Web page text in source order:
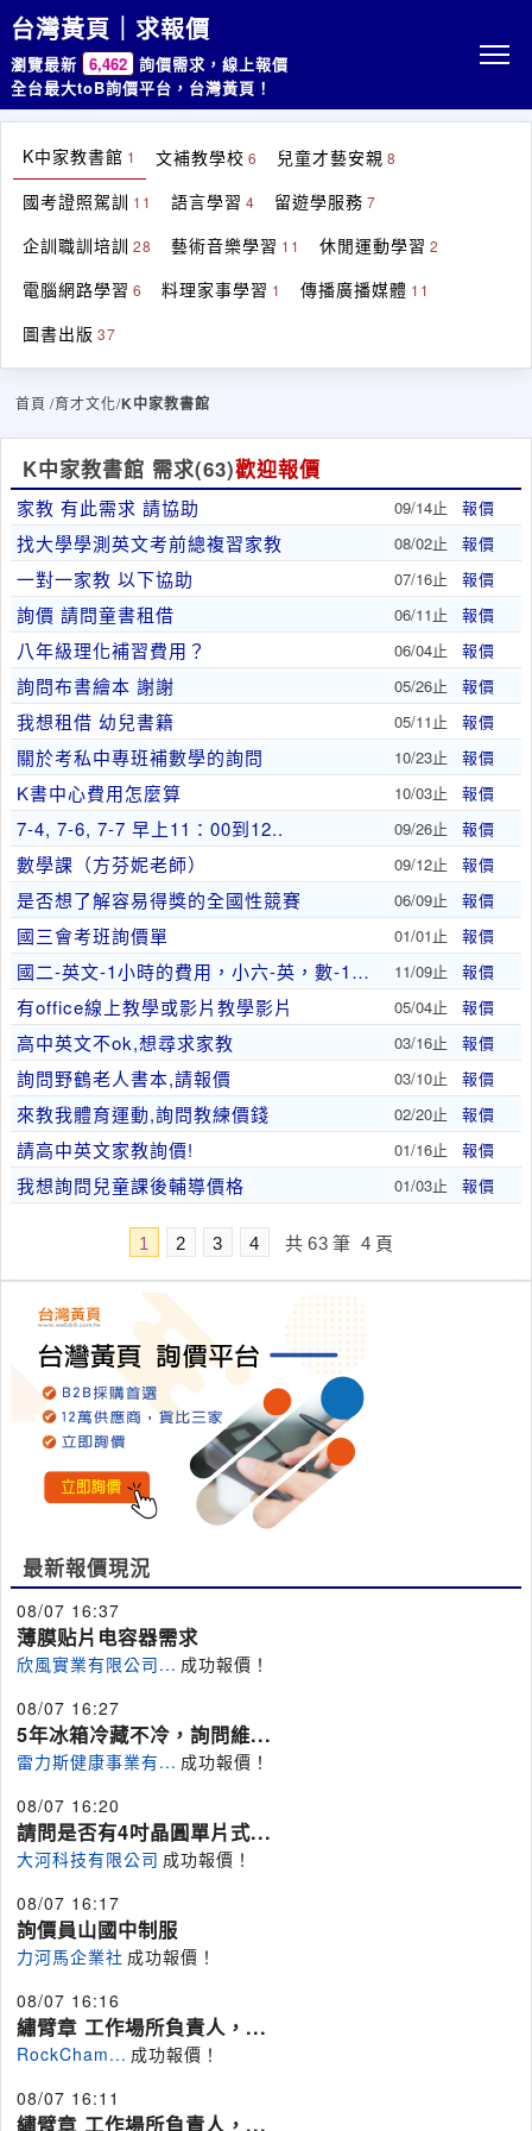
台灣黃頁｜求報價
瀏覽最新 6,462 詢價需求，線上報價
全台最大toB詢價平台，台灣黃頁！
K中家教書館 1 文補教學校 6 兒童才藝安親 8
國考證照駕訓 11 語言學習 4 留遊學服務 7
企訓職訓培訓 28 藝術音樂學習 11 休閒運動學習 2
電腦網路學習 6 料理家事學習 1 傳播廣播媒體 11
圖書出版 37
首頁 /育才文化/K中家教書館
K中家教書館 需求(63)歡迎報價
家教 有此需求 請協助 09/14止 報價
找大學學測英文考前總複習家教 08/02止 報價
一對一家教 以下協助 07/16止 報價
詢價 請問童書租借 06/11止 報價
八年級理化補習費用？ 06/04止 報價
詢問布書繪本 謝謝 05/26止 報價
我想租借 幼兒書籍 05/11止 報價
關於考私中專班補數學的詢問 10/23止 報價
K書中心費用怎麼算 10/03止 報價
7-4, 7-6, 7-7 早上11：00到12.. 09/26止 報價
數學課（方芬妮老師） 09/12止 報價
是否想了解容易得獎的全國性競賽 06/09止 報價
國三會考班詢價單 01/01止 報價
國二-英文-1小時的費用，小六-英，數-1小時的.. 11/09止 報價
有office線上教學或影片教學影片 05/04止 報價
高中英文不ok,想尋求家教 03/16止 報價
詢問野鶴老人書本,請報價 03/10止 報價
來教我體育運動,詢問教練價錢 02/20止 報價
請高中英文家教詢價! 01/16止 報價
我想詢問兒童課後輔導價格 01/03止 報價
1 2 3 4 共 63 筆 4 頁
最新報價現況
08/07 16:37
薄膜贴片电容器需求
欣風實業有限公司... 成功報價！
08/07 16:27
5年冰箱冷藏不冷，詢問維...
雷力斯健康事業有... 成功報價！
08/07 16:20
請問是否有4吋晶圓單片式...
大河科技有限公司 成功報價！
08/07 16:17
詢價員山國中制服
力河馬企業社 成功報價！
08/07 16:16
繡臂章 工作場所負責人，...
RockCham... 成功報價！
08/07 16:11
繡臂章 工作場所負責人，...